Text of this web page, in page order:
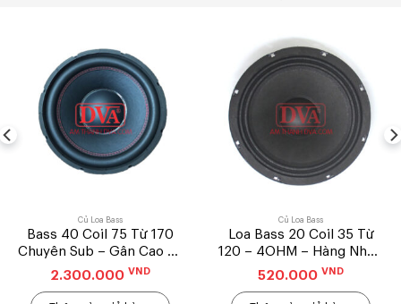
Củ Loa Bass
Bass 40 Coil 75 Từ 170
Chuyên Sub – Gân Cao Su
– Cặp
2.300.000 VND
Củ Loa Bass
Loa Bass 20 Coil 35 Từ
120 – 4OHM – Hàng Nhập
– Cặp
520.000 VND